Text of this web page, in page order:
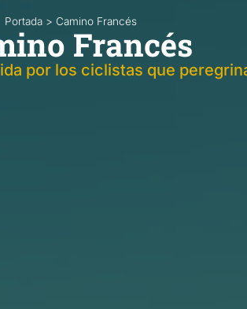
Portada > Camino Francés
Francés
por los ciclistas que